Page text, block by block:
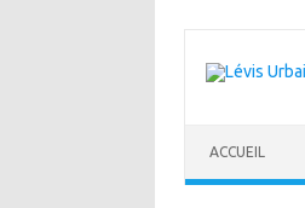
content
ACCUEIL